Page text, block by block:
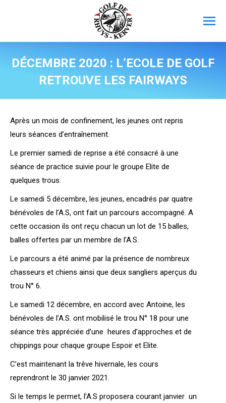
DÉCEMBRE 2020 : L’ECOLE DE GOLF
RETROUVE LES FAIRWAYS
Après un mois de confinement, les jeunes ont repris
leurs séances d’entraînement.
Le premier samedi de reprise a été consacré à une
séance de practice suivie pour le groupe Elite de
quelques trous.
Le samedi 5 décembre, les jeunes, encadrés par quatre
bénévoles de l’A.S, ont fait un parcours accompagné. A
cette occasion ils ont reçu chacun un lot de 15 balles,
balles offertes par un membre de l’A.S.
Le parcours a été animé par la présence de nombreux
chasseurs et chiens ainsi que deux sangliers aperçus du
trou N° 6.
Le samedi 12 décembre, en accord avec Antoine, les
bénévoles de l’A.S. ont mobilisé le trou N° 18 pour une
séance très appréciée d’une heures d’approches et de
chippings pour chaque groupe Espoir et Elite.
C’est maintenant la trêve hivernale, les cours
reprendront le 30 janvier 2021.
Si le temps le permet, l’A.S proposera courant janvier un